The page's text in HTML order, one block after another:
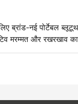
नई पोर्टेबल
मरम्मत और रखरखाव